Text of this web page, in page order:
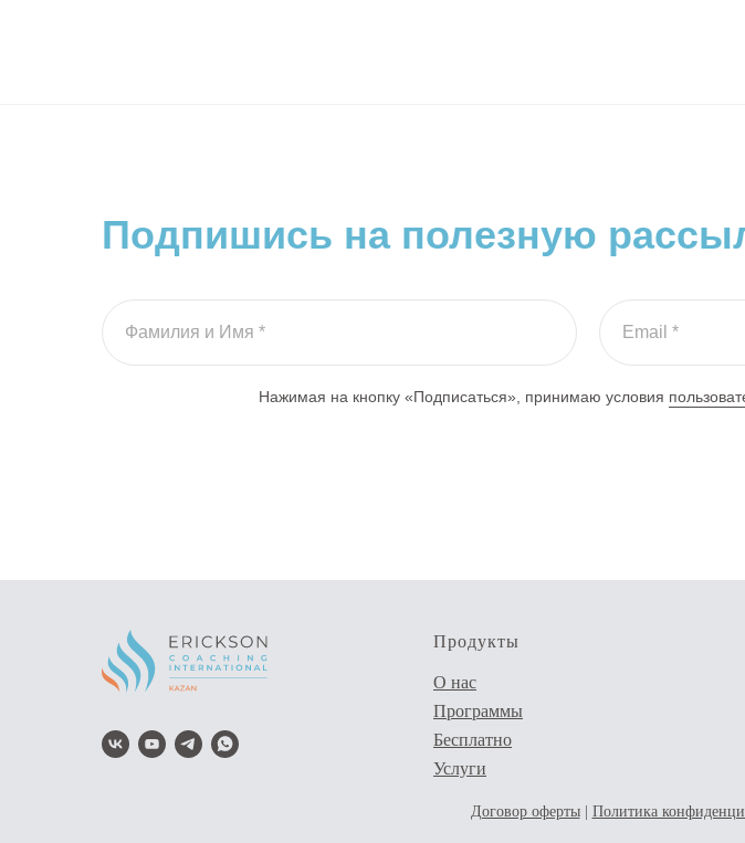
Подпишись на полезную
Нажимая на кнопку «Подписаться», принимаю условия
Продукты
О нас
Программы
Бесплатно
Услуги
Договор оферты| Политика